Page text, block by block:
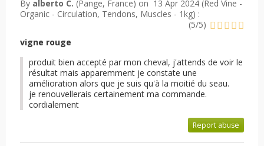
By alberto C. (Pange, France) on 13 Apr 2024 (Red Vine -
Organic - Circulation, Tendons, Muscles - 1kg) :
(5/5)
vigne rouge
produit bien accepté par mon cheval, j'attends de voir le
résultat mais apparemment je constate une
amélioration alors que je suis qu'à la moitié du seau.
je renouvellerais certainement ma commande.
cordialement
Report abuse